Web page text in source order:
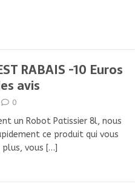
RABAIS -10 Euros
avis
0
un Robot Patissier 8l, nous
ce produit qui vous
plus, vous […]